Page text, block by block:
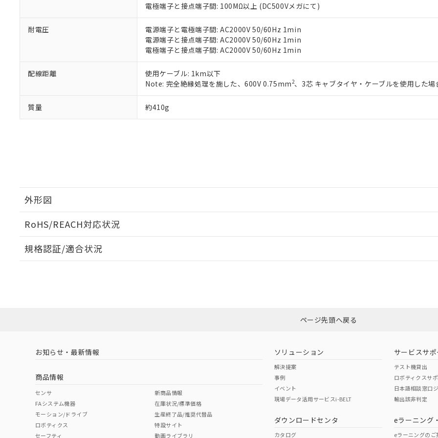
電極端子と接点端子間: 100MΩ以上 (DC500Vメガにて)
耐電圧
電源端子と電極端子間: AC2000V 50/60Hz 1min
電源端子と接点端子間: AC2000V 50/60Hz 1min
電極端子と接点端子間: AC2000V 50/60Hz 1min
配線距離
使用ケーブル: 1km以下
Note: 完全絶縁処理を施した、600V 0.75mm2、3芯 キャブタイヤ・ケーブルを使用した場
質量 約410g
外形図
RoHS/REACH対応状況
EU RoHS 注意事項・凡例
ダウンロードはこちら
中国 RoHS 注意事項・凡例
中国 RoHS表
Pb Hg Cr(VI)
規格認証/適合状況
（イギリス
（ノルウェー
（日本
（アメリカ
この製品の規格認証/適合
その他の認証はこちらのページからご
※本証明書は発行日時点で非含有を証明するもので、過去に遡って非含有を証明するも
また、RoHS指令のフタル酸エステル類４物質の対応では、対応完了までの期間は出
混在することから備考欄に対応日を記載しておりました。
既に当社にて対応品への在庫切替を完了していることから、特段のことがない限り、
り割愛しております。
ページ先頭へ戻る
お知らせ・最新情報
商品情報
センサ
FAシステム機器
モーション/ドライブ
ロボティクス
セーフティ
新商品情報
在庫状況/標準価格
生産終了品/推奨代替品
特設サイト
動画ライブラリ
ソリューション
解決提案
事例
イベント
現場データ活用サービスi-BELT
ダウンロードセンタ
カタログ
サービスサポ
テスト機貸出
ロボティクスサ
日本語相談窓口
輸出該非判定
eラーニング
eラーニングのご